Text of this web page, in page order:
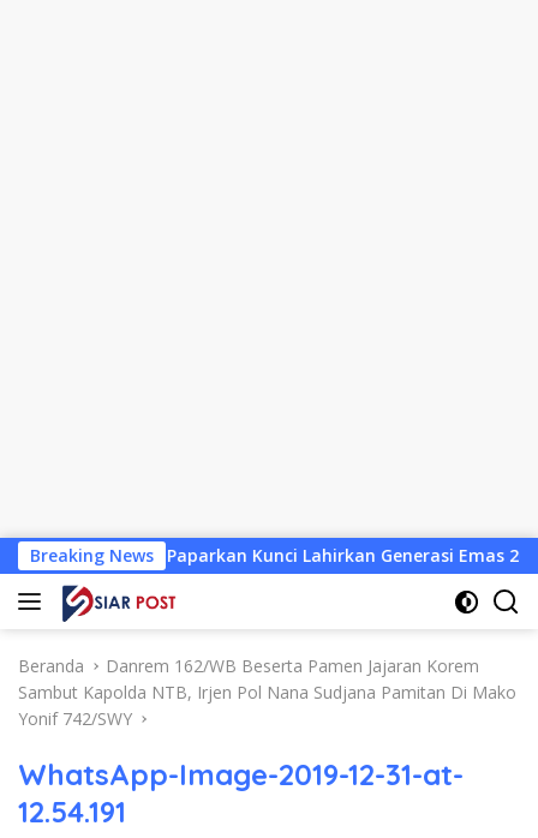
Langsung
ke
konten
Breaking News
Paparkan Kunci Lahirkan Generasi Emas 2045 Atlet
Beranda
Danrem 162/WB Beserta Pamen Jajaran Korem
Sambut Kapolda NTB, Irjen Pol Nana Sudjana Pamitan Di Mako
Yonif 742/SWY
WhatsApp-Image-2019-12-31-at-
12.54.191